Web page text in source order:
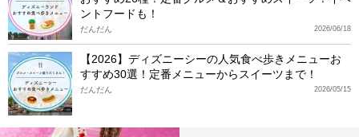
ントフードも！
2026/06/18
だんだん
【2026】ディズニーシーの人気食べ歩きメニューお
すすめ30選！定番メニューからスイーツまで！
2026/05/15
だんだん